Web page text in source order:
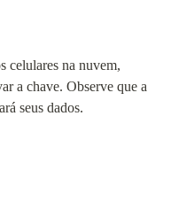
celulares na nuvem,
a chave. Observe que a
seus dados.